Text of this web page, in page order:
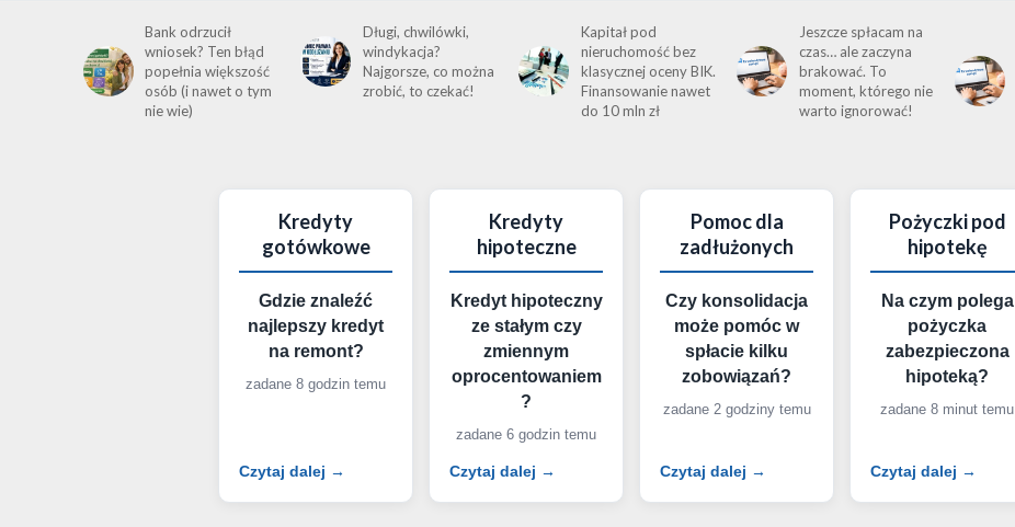
Bank odrzucił
wniosek? Ten błąd
popełnia większość
osób (i nawet o tym
nie wie)
Długi, chwilówki,
windykacja?
Najgorsze, co można
zrobić, to czekać!
Kapitał pod
nieruchomość bez
klasycznej oceny BIK.
Finansowanie nawet
do 10 mln zł
Jeszcze spłacam na
czas… ale zaczyna
brakować. To
moment, którego nie
warto ignorować!
Kredyty
gotówkowe
Gdzie znaleźć
najlepszy kredyt
na remont?
zadane 8 godzin temu
Czytaj dalej →
Kredyty
hipoteczne
Kredyt hipoteczny
ze stałym czy
zmiennym
oprocentowaniem
?
zadane 6 godzin temu
Czytaj dalej →
Pomoc dla
zadłużonych
Czy konsolidacja
może pomóc w
spłacie kilku
zobowiązań?
zadane 2 godziny temu
Czytaj dalej →
Pożyczki pod
hipotekę
Na czym polega
pożyczka
zabezpieczona
hipoteką?
zadane 8 minut temu
Czytaj dalej →